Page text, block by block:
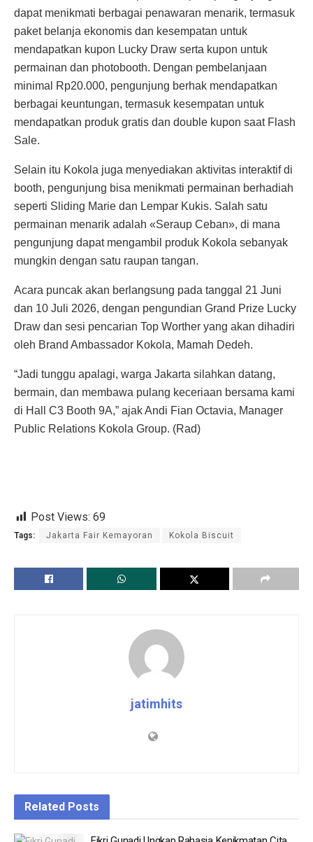
dapat menikmati berbagai penawaran menarik, termasuk
paket belanja ekonomis dan kesempatan untuk
mendapatkan kupon Lucky Draw serta kupon untuk
permainan dan photobooth. Dengan pembelanjaan
minimal Rp20.000, pengunjung berhak mendapatkan
berbagai keuntungan, termasuk kesempatan untuk
mendapatkan produk gratis dan double kupon saat Flash
Sale.
Selain itu Kokola juga menyediakan aktivitas interaktif di
booth, pengunjung bisa menikmati permainan berhadiah
seperti Sliding Marie dan Lempar Kukis. Salah satu
permainan menarik adalah «Seraup Ceban», di mana
pengunjung dapat mengambil produk Kokola sebanyak
mungkin dengan satu raupan tangan.
Acara puncak akan berlangsung pada tanggal 21 Juni
dan 10 Juli 2026, dengan pengundian Grand Prize Lucky
Draw dan sesi pencarian Top Worther yang akan dihadiri
oleh Brand Ambassador Kokola, Mamah Dedeh.
“Jadi tunggu apalagi, warga Jakarta silahkan datang,
bermain, dan membawa pulang keceriaan bersama kami
di Hall C3 Booth 9A,” ajak Andi Fian Octavia, Manager
Public Relations Kokola Group. (Rad)
Post Views: 69
Tags: Jakarta Fair Kemayoran Kokola Biscuit
jatimhits
Related Posts